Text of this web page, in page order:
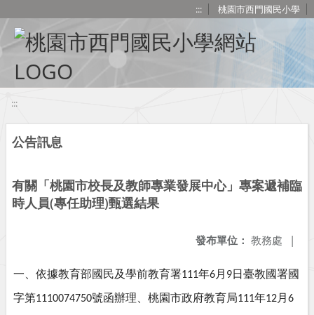
::: 桃園市西門國民小學
:::
公告訊息
有關「桃園市校長及教師專業發展中心」專案遞補臨
時人員(專任助理)甄選結果
發布單位： 教務處 |
一、依據教育部國民及學前教育署111年6月 9日臺教國署國
字第1110074750號函辦理、桃園市政府教育局111年12月 6